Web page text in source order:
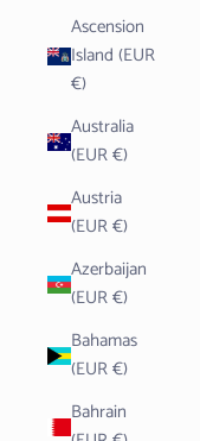
Ascension
Island (EUR
€)
Australia
(EUR €)
Austria
(EUR €)
Azerbaijan
(EUR €)
Bahamas
(EUR €)
Bahrain